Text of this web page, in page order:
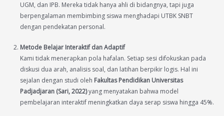
UGM, dan IPB. Mereka tidak hanya ahli di bidangnya, tapi juga
berpengalaman membimbing siswa menghadapi UTBK SNBT
dengan pendekatan personal.
Metode Belajar Interaktif dan Adaptif
Kami tidak menerapkan pola hafalan. Setiap sesi difokuskan pada
diskusi dua arah, analisis soal, dan latihan berpikir logis. Hal ini
sejalan dengan studi oleh Fakultas Pendidikan Universitas
Padjadjaran (Sari, 2022)yang menyatakan bahwa model
pembelajaran interaktif meningkatkan daya serap siswa hingga 45%.